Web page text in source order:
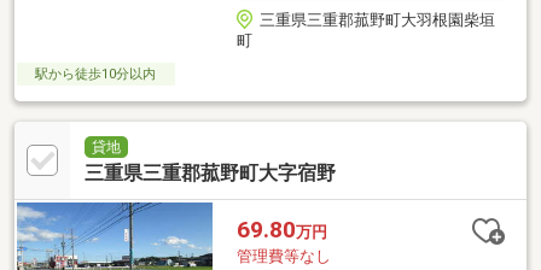
三重県三重郡菰野町大羽根園柴垣
町
駅から徒歩10分以内
貸地
三重県三重郡菰野町大字宿野
69.80万円
管理費等なし